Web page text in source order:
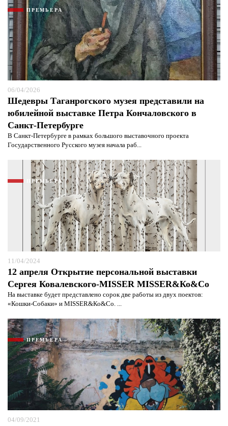
ПРЕМЬЕРА
06/04/2026
Шедевры Таганрогского музея представили на
юбилейной выставке Петра Кончаловского в
Санкт-Петербурге
В Санкт-Петербурге в рамках большого выставочного проекта
Государственного Русского музея начала раб...
ПРЕМЬЕРА
11/04/2024
12 апреля Открытие персональной выставки
Сергея Ковалевского-MISSER MISSER&Ко&Со
На выставке будет представлено сорок две работы из двух поектов:
«Кошки-Собаки» и MISSER&Ко&Со. ...
ПРЕМЬЕРА
04/09/2021